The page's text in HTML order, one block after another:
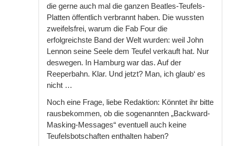
die gerne auch mal die ganzen Beatles-Teufels-
Platten öffentlich verbrannt haben. Die wussten
zweifelsfrei, warum die Fab Four die
erfolgreichste Band der Welt wurden: weil John
Lennon seine Seele dem Teufel verkauft hat. Nur
deswegen. In Hamburg war das. Auf der
Reeperbahn. Klar. Und jetzt? Man, ich glaub‘ es
nicht …
Noch eine Frage, liebe Redaktion: Könntet ihr bitte
rausbekommen, ob die sogenannten „Backward-
Masking-Messages“ eventuell auch keine
Teufelsbotschaften enthalten haben?